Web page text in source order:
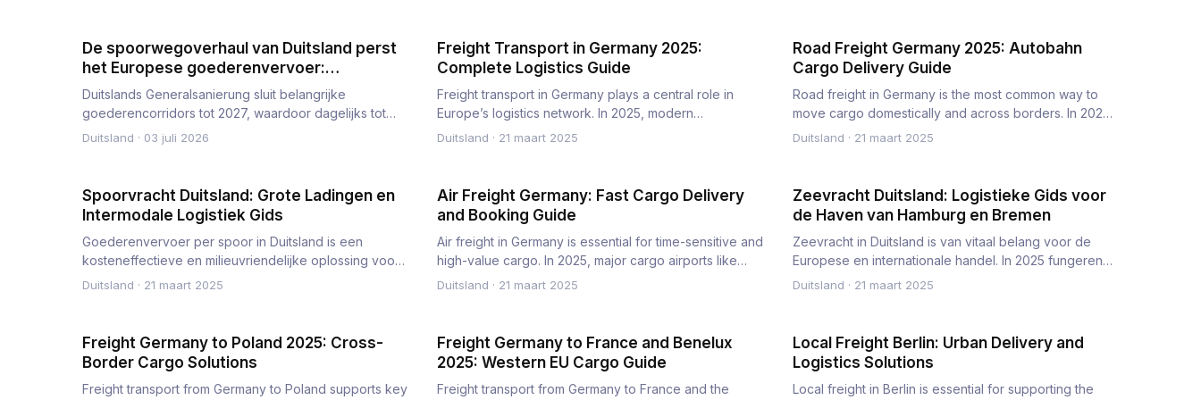
De spoorwegoverhaul van Duitsland perst
het Europese goederenvervoer:
corridorafsluitingen tot 2027 en een
omleidingsplan
Duitslands Generalsanierung sluit belangrijke
goederencorridors tot 2027, waardoor dagelijks tot
140 goederentreinen wor…
Duitsland · 03 juli 2026
Freight Transport in Germany 2025:
Complete Logistics Guide
Freight transport in Germany plays a central role in
Europe’s logistics network. In 2025, modern
infrastructure and effi…
Duitsland · 21 maart 2025
Road Freight Germany 2025: Autobahn
Cargo Delivery Guide
Road freight in Germany is the most common way to
move cargo domestically and across borders. In 2025,
the Autobahn netw…
Duitsland · 21 maart 2025
Spoorvracht Duitsland: Grote Ladingen en
Intermodale Logistiek Gids
Goederenvervoer per spoor in Duitsland is een
kosteneffectieve en milieuvriendelijke oplossing voor
het transport van bu…
Duitsland · 21 maart 2025
Air Freight Germany: Fast Cargo Delivery
and Booking Guide
Air freight in Germany is essential for time-sensitive and
high-value cargo. In 2025, major cargo airports like
Frankfur…
Duitsland · 21 maart 2025
Zeevracht Duitsland: Logistieke Gids voor
de Haven van Hamburg en Bremen
Zeevracht in Duitsland is van vitaal belang voor de
Europese en internationale handel. In 2025 fungeren
de havens van Ha…
Duitsland · 21 maart 2025
Freight Germany to Poland 2025: Cross-
Border Cargo Solutions
Freight transport from Germany to Poland supports key
Freight Germany to France and Benelux
2025: Western EU Cargo Guide
Freight transport from Germany to France and the
Local Freight Berlin: Urban Delivery and
Logistics Solutions
Local freight in Berlin is essential for supporting the